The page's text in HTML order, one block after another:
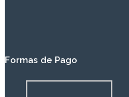
Formas de Pago